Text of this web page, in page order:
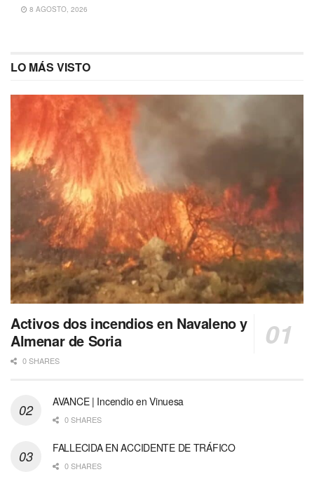
8 AGOSTO, 2026
LO MÁS VISTO
Activos dos incendios en Navaleno y
Almenar de Soria
0 SHARES
AVANCE | Incendio en Vinuesa
0 SHARES
FALLECIDA EN ACCIDENTE DE TRÁFICO
0 SHARES